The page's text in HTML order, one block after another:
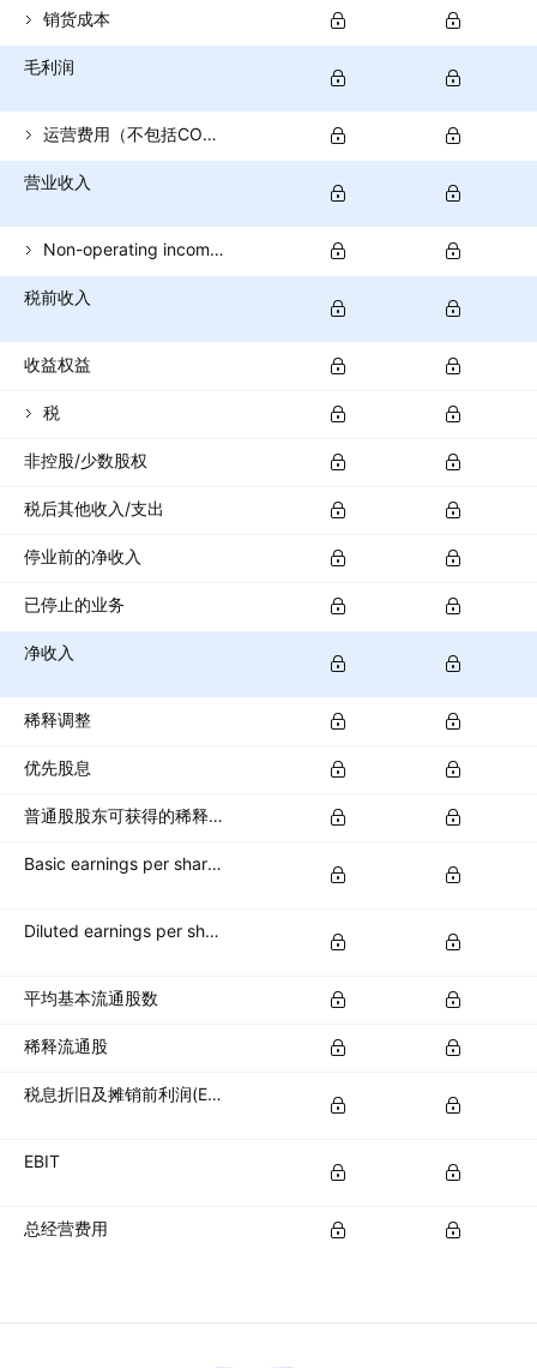
销货成本
毛利润
运营费用（不包括COGS）
营业收入
Non-operating income (total)
税前收入
收益权益
税
非控股/少数股权
税后其他收入/支出
停业前的净收入
已停止的业务
净收入
稀释调整
优先股息
普通股股东可获得的稀释净收入
Basic earnings per share (basic EPS)
Diluted earnings per share (diluted EPS)
平均基本流通股数
稀释流通股
税息折旧及摊销前利润(EBITDA)
EBIT
总经营费用